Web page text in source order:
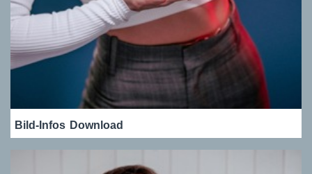
Bild-Infos Download